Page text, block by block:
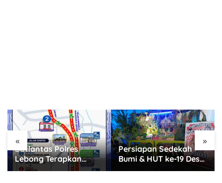
« »
Persiapan Sedekah
Bumi & HUT ke-19 Desa
Mekar Sari Kabawetan
Kejari Bongkar 15
Perda Kepahiang Tak
Sinkron Aturan